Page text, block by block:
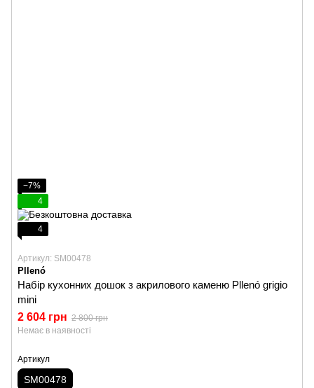
−7%
4
4
Артикул: SM00478
Pllenó
Набір кухонних дошок з акрилового каменю Pllenó grigio
mini
2 604 грн 2 800 грн
Немає в наявності
Артикул
SM00478